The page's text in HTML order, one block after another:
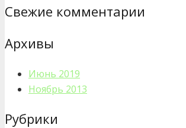
Свежие комментарии
Архивы
Июнь 2019
Ноябрь 2013
Рубрики